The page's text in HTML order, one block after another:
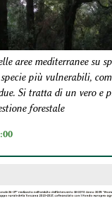
aree mediterranee su
più vulnerabili,
Si tratta di un vero e
forestale